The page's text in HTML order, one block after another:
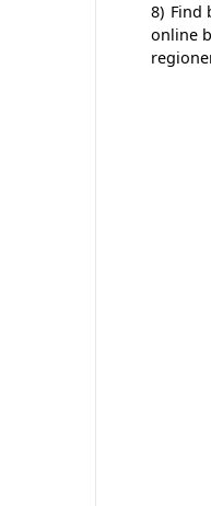
8) Find
online